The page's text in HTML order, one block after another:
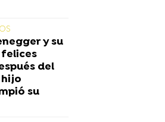
y su
felices
del
hijo
su